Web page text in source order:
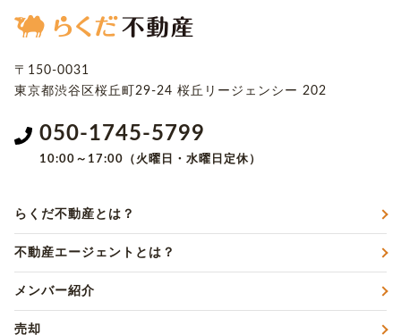
〒150-0031
東京都渋谷区桜丘町29-24 桜丘リージェンシー 202
050-1745-5799
10:00～17:00（火曜日・水曜日定休）
らくだ不動産とは？
不動産エージェントとは？
メンバー紹介
売却